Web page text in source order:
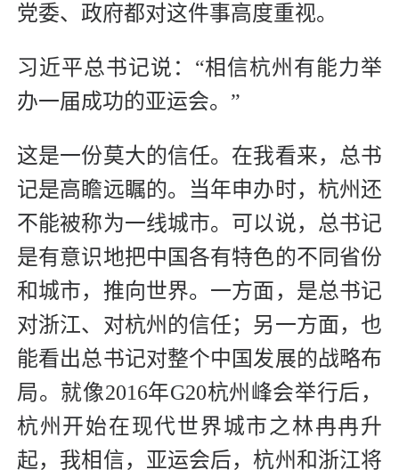
党委、政府都对这件事高度重视。
习近平总书记说：“相信杭州有能力举
办一届成功的亚运会。”
这是一份莫大的信任。在我看来，总书
记是高瞻远瞩的。当年申办时，杭州还
不能被称为一线城市。可以说，总书记
是有意识地把中国各有特色的不同省份
和城市，推向世界。一方面，是总书记
对浙江、对杭州的信任；另一方面，也
能看出总书记对整个中国发展的战略布
局。就像2016年G20杭州峰会举行后，
杭州开始在现代世界城市之林冉冉升
起，我相信，亚运会后，杭州和浙江将